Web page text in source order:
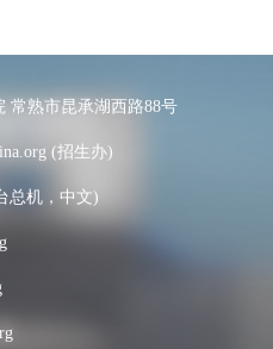
常熟市昆承湖西路88号
(招生办)
总机，中文)